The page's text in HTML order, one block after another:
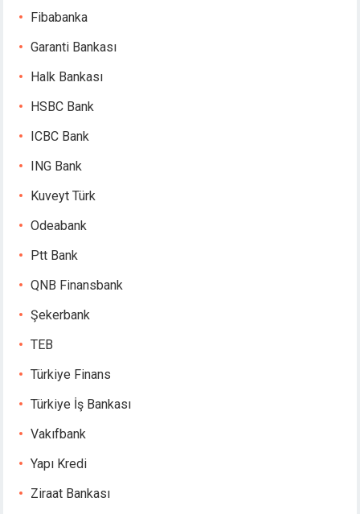
Hacklink Panel
Hacklink Panel
Hacklink panel
Hacklink panel
Hacklink panel
jojobet
jojobet
jojobet
vdcasino
deneme bonusu
deneme bonusu
free youtube mp3 downloader
porno
pulibet
superbetin giris
holiganbet
Hacking Forum
Fibabanka
Garanti Bankası
Halk Bankası
HSBC Bank
ICBC Bank
ING Bank
Kuveyt Türk
Odeabank
Ptt Bank
QNB Finansbank
Şekerbank
TEB
Türkiye Finans
Türkiye İş Bankası
Vakıfbank
Yapı Kredi
Ziraat Bankası